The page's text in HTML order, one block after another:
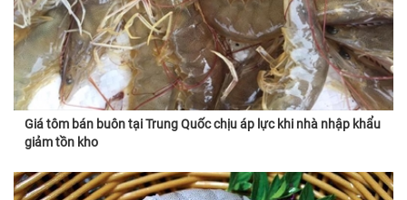
Giá tôm bán buôn tại Trung Quốc chịu áp lực khi nhà nhập khẩu
giảm tồn kho